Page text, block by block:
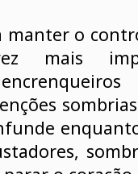
manter o
mais